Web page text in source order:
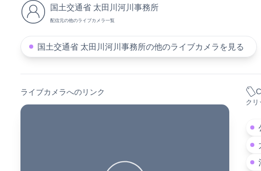
国土交通省 太田川河川事務所
配信元の他のライブカメラ一覧
国土交通省 太田川河川事務所の他のライブカメラを見る
ライブカメラへのリンク
ク